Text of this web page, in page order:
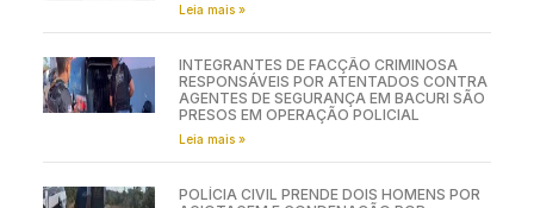
Leia mais »
INTEGRANTES DE FACÇÃO CRIMINOSA
RESPONSÁVEIS POR ATENTADOS CONTRA
AGENTES DE SEGURANÇA EM BACURI SÃO
PRESOS EM OPERAÇÃO POLICIAL
Leia mais »
POLÍCIA CIVIL PRENDE DOIS HOMENS POR